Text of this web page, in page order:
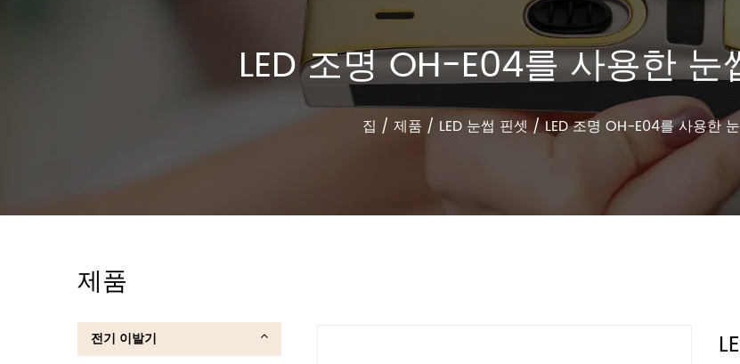
LED 조명 OH-E04를 사용한
집 / 제품 / LED 눈썹 핀셋/LED 조명 OH-E04를 사용한
제품
전기 이발기